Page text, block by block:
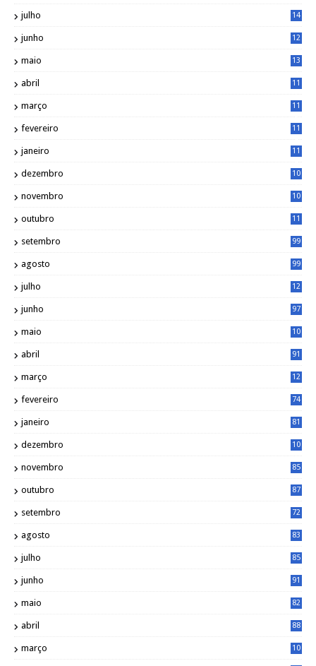
julho
14
junho
12
maio
13
abril
11
março
11
fevereiro
11
janeiro
11
dezembro
10
novembro
10
outubro
11
setembro 99
agosto 99
julho
12
junho 97
maio
10
abril 91
março
12
fevereiro 74
janeiro 81
dezembro
10
novembro 85
outubro 87
setembro 72
agosto 83
julho 85
junho 91
maio 82
abril 88
março
10